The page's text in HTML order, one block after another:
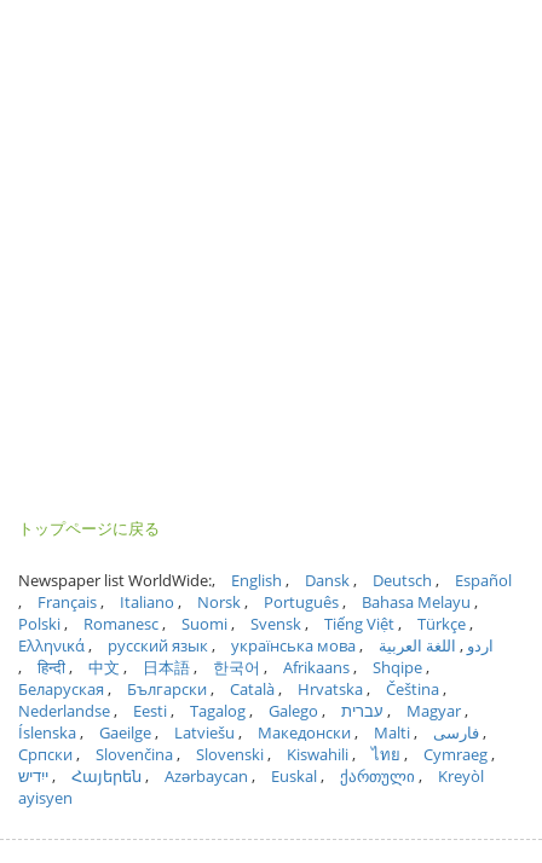
トップページに戻る
Newspaper list WorldWide: English Dansk Deutsch
Español
Français
Italiano Norsk Português
Bahasa Melayu
Polski
Romanesc Suomi Svensk Tiếng Việt
Türkçe
Ελληνικά
русский язык українська мова اردو
اللغة العربية
हिन्दी
中文 日本語 한국어 Afrikaans
Shqipe
Беларуская
Български Català Hrvatska
Čeština
Nederlandse
Eesti Tagalog Galego עברית
Magyar
Íslenska
Gaeilge Latviešu Македонски Malti
فارسی
Српски
Slovenčina Slovenski Kiswahili ไทย
Cymraeg
ייִדיש
Հայերեն Azərbaycan Euskal ქართული
Kreyòl
ayisyen